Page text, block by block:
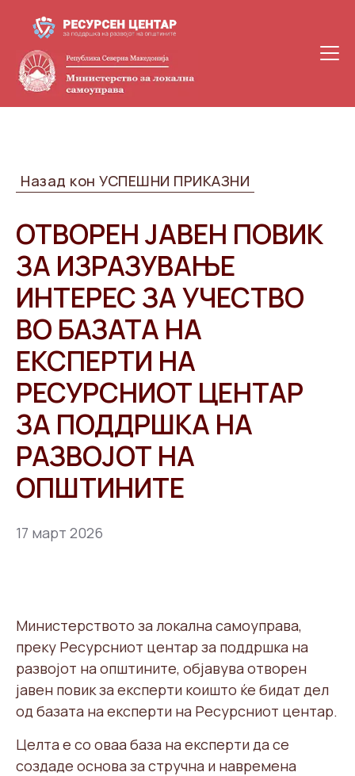
Назад кон УСПЕШНИ ПРИКАЗНИ
ОТВОРЕН ЈАВЕН ПОВИК
ЗА ИЗРАЗУВАЊЕ
ИНТЕРЕС ЗА УЧЕСТВО
ВО БАЗАТА НА
ЕКСПЕРТИ НА
РЕСУРСНИОТ ЦЕНТАР
ЗА ПОДДРШКА НА
РАЗВОЈОТ НА
ОПШТИНИТЕ
17 март 2026
Министерството за локална самоуправа,
преку Ресурсниот центар за поддршка на
развојот на општините, објавува отворен
јавен повик за експерти коишто ќе бидат дел
од базата на експерти на Ресурсниот центар.
Целта е со оваа база на експерти да се
создаде основа за стручна и навремена